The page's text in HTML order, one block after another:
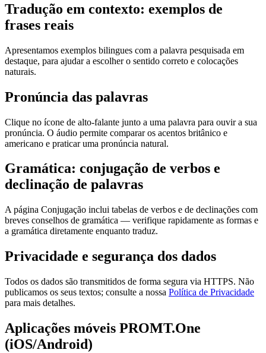
Tradução em contexto: exemplos de
frases reais
Apresentamos exemplos bilingues com a palavra pesquisada em
destaque, para ajudar a escolher o sentido correto e colocações
naturais.
Pronúncia das palavras
Clique no ícone de alto-falante junto a uma palavra para ouvir a sua
pronúncia. O áudio permite comparar os acentos britânico e
americano e praticar uma pronúncia natural.
Gramática: conjugação de verbos e
declinação de palavras
A página Conjugação inclui tabelas de verbos e de declinações com
breves conselhos de gramática — verifique rapidamente as formas e
a gramática diretamente enquanto traduz.
Privacidade e segurança dos dados
Todos os dados são transmitidos de forma segura via HTTPS. Não
publicamos os seus textos; consulte a nossa Política de Privacidade
para mais detalhes.
Aplicações móveis PROMT.One
(iOS/Android)